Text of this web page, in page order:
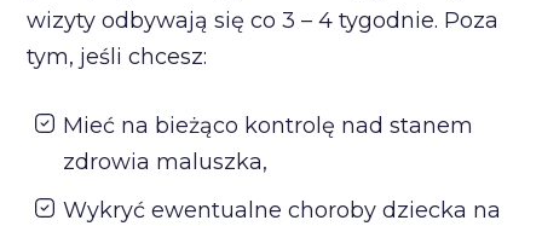
wizyty odbywają się co 3 – 4 tygodnie. Poza
tym, jeśli chcesz:
Mieć na bieżąco kontrolę nad stanem
zdrowia maluszka,
Wykryć ewentualne choroby dziecka na